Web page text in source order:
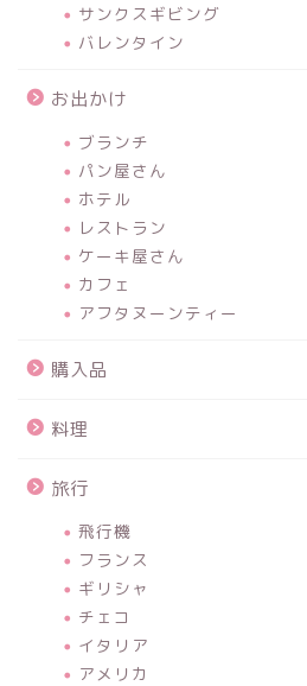
サンクスギビング
バレンタイン
お出かけ
ブランチ
パン屋さん
ホテル
レストラン
ケーキ屋さん
カフェ
アフタヌーンティー
購入品
料理
旅行
飛行機
フランス
ギリシャ
チェコ
イタリア
アメリカ